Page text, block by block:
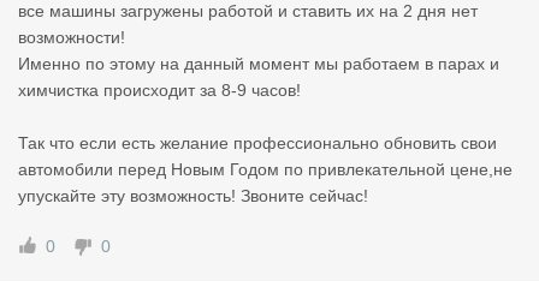
все машины загружены работой и ставить их на 2 дня нет
возможности!
Именно по этому на данный момент мы работаем в парах и
химчистка происходит за 8-9 часов!
Так что если есть желание профессионально обновить свои
автомобили перед Новым Годом по привлекательной цене,не
упускайте эту возможность! Звоните сейчас!
0 0